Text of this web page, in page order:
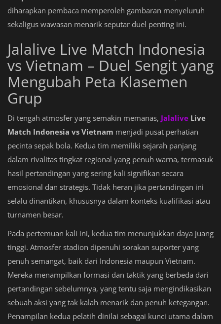
diharapkan pembaca memperoleh gambaran menyeluruh
sekaligus wawasan menarik seputar duel penting ini.
Jalalive Live Match Indonesia
vs Vietnam – Duel Sengit yang
Mengubah Peta Klasemen
Grup
Di tengah atmosfer yang semakin memanas, Jalalive Live
Match Indonesia vs Vietnam menjadi pusat perhatian
pecinta sepak bola. Kedua tim memiliki sejarah panjang
dalam rivalitas tingkat regional yang penuh warna, termasuk
hasil pertandingan yang sering kali signifikan secara
emosional dan strategis. Tidak heran jika pertandingan ini
selalu dinantikan, khususnya dalam konteks kualifikasi atau
turnamen besar.
Pada pertemuan kali ini, kedua tim menunjukkan daya juang
tinggi. Atmosfer stadion dipenuhi sorakan suporter yang
penuh semangat, baik dari Indonesia maupun Vietnam.
Mereka menampilkan formasi dan taktik yang berbeda dari
pertandingan sebelumnya, yang tentu saja mengindikasikan
sebuah aksi yang tak kalah menarik dan penuh ketegangan.
Penampilan kedua pelatih dinilai sebagai kunci utama dalam